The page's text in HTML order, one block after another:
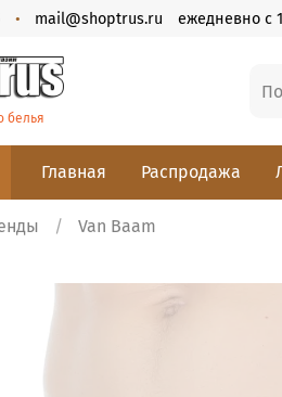
mail@shoptrus.ru ежедневно с
белья
Главная Распродажа
Van Baam